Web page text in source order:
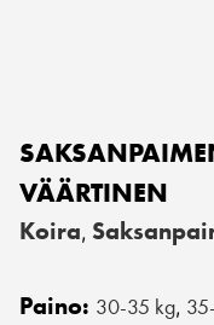
VÄÄRTINEN
Koira,
Paino: 30-35 kg,